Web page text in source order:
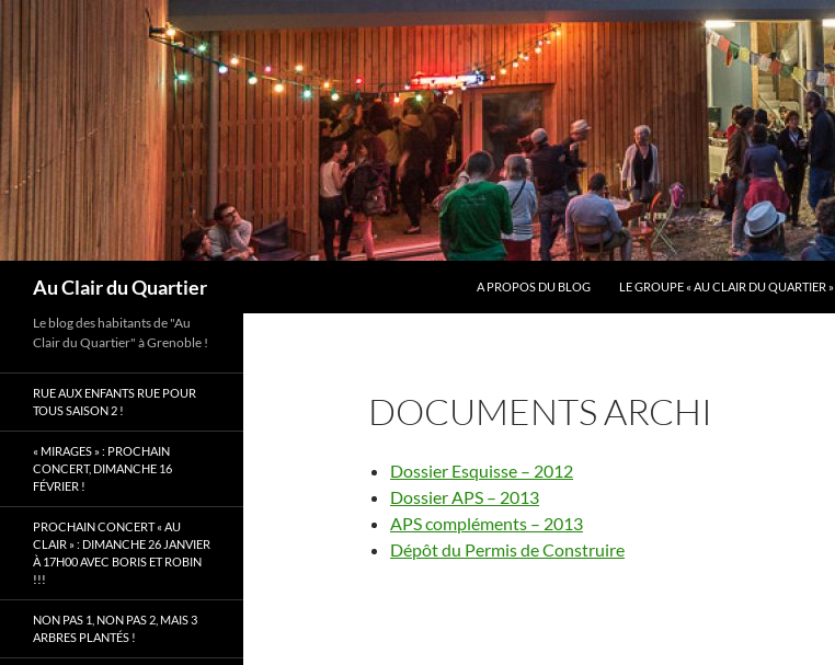
Au Clair du Quartier A PROPOS DU BLOG LE GROUPE « AU CLAIR DU QUARTIER »
DOCUMENTS ARCHI
Dossier Esquisse – 2012
Dossier APS – 2013
APS compléments – 2013
Dépôt du Permis de Construire
Le blog des habitants de "Au
Clair du Quartier" à Grenoble !
RUE AUX ENFANTS RUE POUR
TOUS SAISON 2 !
« MIRAGES » : PROCHAIN
CONCERT, DIMANCHE 16
FÉVRIER !
PROCHAIN CONCERT « AU
CLAIR » : DIMANCHE 26 JANVIER
À 17H00 AVEC BORIS ET ROBIN
!!!
NON PAS 1, NON PAS 2, MAIS 3
ARBRES PLANTÉS !